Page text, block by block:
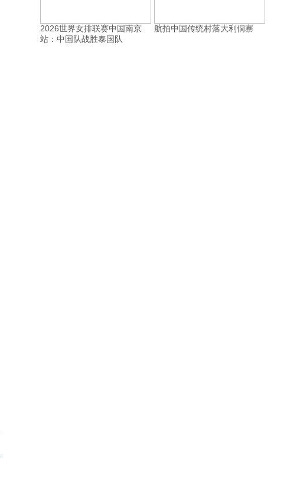
2026世界女排联赛中国南京
站：中国队战胜泰国队
航拍中国传统村落大利侗寨